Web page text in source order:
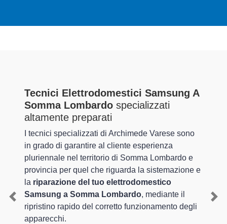
Tecnici Elettrodomestici Samsung A
Somma Lombardo specializzati
altamente preparati
I tecnici specializzati di Archimede Varese sono
in grado di garantire al cliente esperienza
pluriennale nel territorio di Somma Lombardo e
provincia per quel che riguarda la sistemazione e
la riparazione del tuo elettrodomestico
Samsung a Somma Lombardo, mediante il
ripristino rapido del corretto funzionamento degli
apparecchi.
Previous